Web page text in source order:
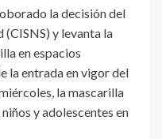
la decisión del
y levanta la
en espacios
la entrada en vigor del
la mascarilla
y adolescentes en